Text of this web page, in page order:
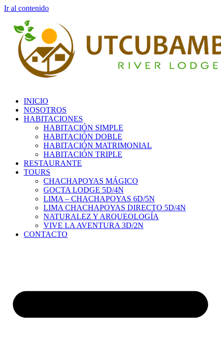
Ir al contenido
INICIO
NOSOTROS
HABITACIONES
HABITACIÓN SIMPLE
HABITACIÓN DOBLE
HABITACIÓN MATRIMONIAL
HABITACIÓN TRIPLE
RESTAURANTE
TOURS
CHACHAPOYAS MÁGICO
GOCTA LODGE 5D/4N
LIMA – CHACHAPOYAS 6D/5N
LIMA CHACHAPOYAS DIRECTO 5D/4N
NATURALEZ Y ARQUEOLOGÍA
VIVE LA AVENTURA 3D/2N
CONTACTO